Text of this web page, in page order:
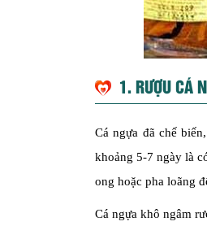
1. RƯỢU CÁ
Cá ngựa đã chế
khoảng 5-7 ngày là
ong hoặc pha loãng
Cá ngựa khô ngâm